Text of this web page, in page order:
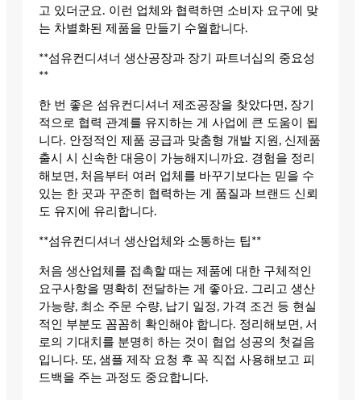
고 있더군요. 이런 업체와 협력하면 소비자 요구에 맞
는 차별화된 제품을 만들기 수월합니다.
**섬유컨디셔너 생산공장과 장기 파트너십의 중요성
**
한 번 좋은 섬유컨디셔너 제조공장을 찾았다면, 장기
적으로 협력 관계를 유지하는 게 사업에 큰 도움이 됩
니다. 안정적인 제품 공급과 맞춤형 개발 지원, 신제품
출시 시 신속한 대응이 가능해지니까요. 경험을 정리
해보면, 처음부터 여러 업체를 바꾸기보다는 믿을 수
있는 한 곳과 꾸준히 협력하는 게 품질과 브랜드 신뢰
도 유지에 유리합니다.
**섬유컨디셔너 생산업체와 소통하는 팁**
처음 생산업체를 접촉할 때는 제품에 대한 구체적인
요구사항을 명확히 전달하는 게 좋아요. 그리고 생산
가능량, 최소 주문 수량, 납기 일정, 가격 조건 등 현실
적인 부분도 꼼꼼히 확인해야 합니다. 정리해보면, 서
로의 기대치를 분명히 하는 것이 협업 성공의 첫걸음
입니다. 또, 샘플 제작 요청 후 꼭 직접 사용해보고 피
드백을 주는 과정도 중요합니다.